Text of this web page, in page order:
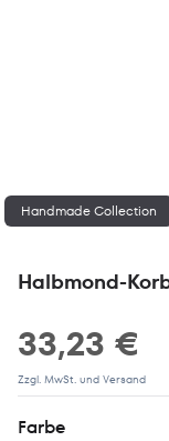
Handmade Collection
Halbmond-
33,23 €
Zzgl. MwSt. und Versand
Farbe